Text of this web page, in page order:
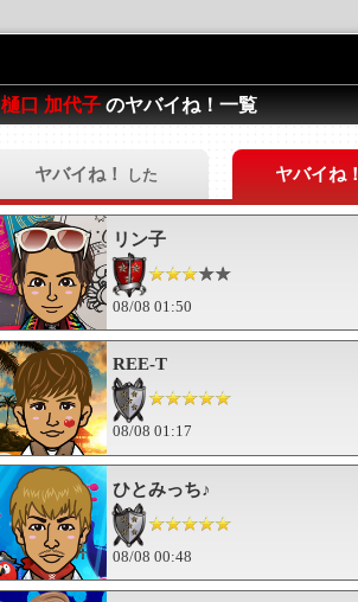
樋口 加代子 のヤバイね！一覧
ヤバイね！ した ヤバイね！
リン子
08/08 01:50
REE-T
08/08 01:17
ひとみっち♪
08/08 00:48